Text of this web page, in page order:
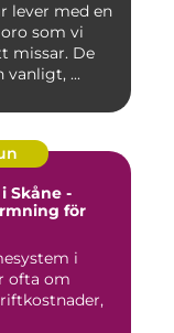
lever med en
som vi
missar. De
vanligt, ...
Skåne -
för
i
ofta om